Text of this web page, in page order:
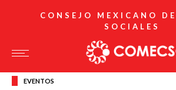
CONSEJO MEXICANO
SOCIALES
EVENTOS